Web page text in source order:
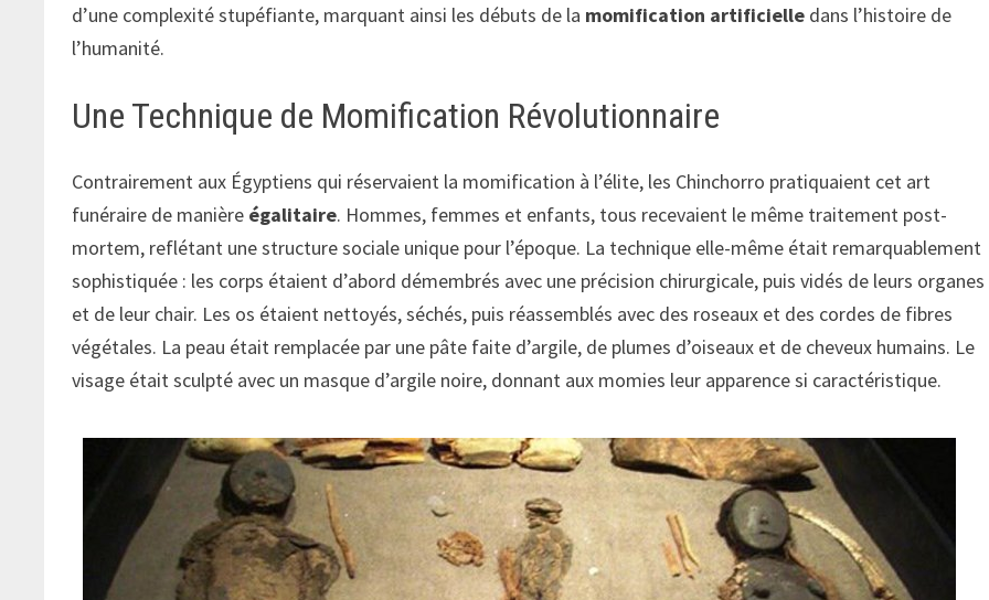
d’une complexité stupéfiante, marquant ainsi les débuts de la momification artificielle dans l’histoire de
l’humanité.
Une Technique de Momification Révolutionnaire
Contrairement aux Égyptiens qui réservaient la momification à l’élite, les Chinchorro pratiquaient cet art
funéraire de manière égalitaire. Hommes, femmes et enfants, tous recevaient le même traitement post-
mortem, reflétant une structure sociale unique pour l’époque. La technique elle-même était remarquablement
sophistiquée : les corps étaient d’abord démembrés avec une précision chirurgicale, puis vidés de leurs organes
et de leur chair. Les os étaient nettoyés, séchés, puis réassemblés avec des roseaux et des cordes de fibres
végétales. La peau était remplacée par une pâte faite d’argile, de plumes d’oiseaux et de cheveux humains. Le
visage était sculpté avec un masque d’argile noire, donnant aux momies leur apparence si caractéristique.